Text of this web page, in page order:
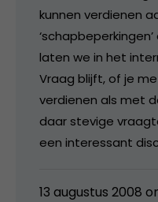
kunnen verdienen
laten we in het
Vraag blijft, of je
verdienen als met
daar stevige
een interessant
13 augustus 2008